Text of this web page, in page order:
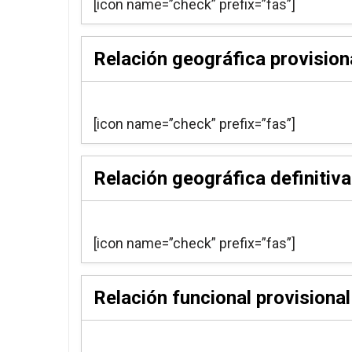
[icon name=”check” prefix=”fas”]
Relación geográfica
[icon name=”check” prefix=”fas”]
Relación geográfica definitiva
[icon name=”check” prefix=”fas”]
Relación funcional provisional